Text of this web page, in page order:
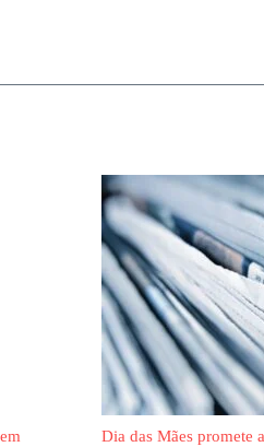
Dia das Mães promete